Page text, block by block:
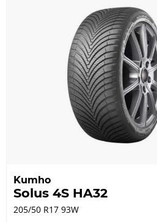
Kumho
Solus 4S HA32
205/50 R17 93W